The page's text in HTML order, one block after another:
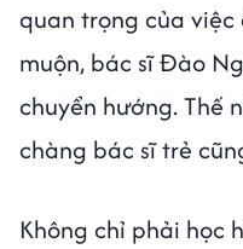
quan trọng của việc
muộn, bác sĩ Đào
chuyển hướng. Thế
chàng bác sĩ trẻ
Không chỉ phải học